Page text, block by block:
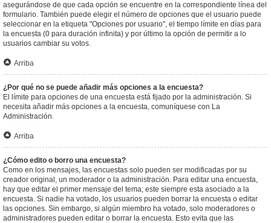
asegurándose de que cada opción se encuentre en la correspondiente línea del
formulario. También puede elegir el número de opciones que el usuario puede
seleccionar en la etiqueta "Opciones por usuario", el tiempo límite en días para
la encuesta (0 para duración infinita) y por último la opción de permitir a lo
usuarios cambiar su votos.
Arriba
¿Por qué no se puede añadir más opciones a la encuesta?
El límite para opciones de una encuesta está fijado por la administración. Si
necesita añadir más opciones a la encuesta, comuníquese con La
Administración.
Arriba
¿Cómo edito o borro una encuesta?
Como en los mensajes, las encuestas solo pueden ser modificadas por su
creador original, un moderador o la administración. Para editar una encuesta,
hay que editar el primer mensaje del tema; este siempre esta asociado a la
encuesta. Si nadie ha votado, los usuarios pueden borrar la encuesta o editar
las opciones. Sin embargo, si algún miembro ha votado, solo moderadores o
administradores pueden editar o borrar la encuesta. Esto evita que las